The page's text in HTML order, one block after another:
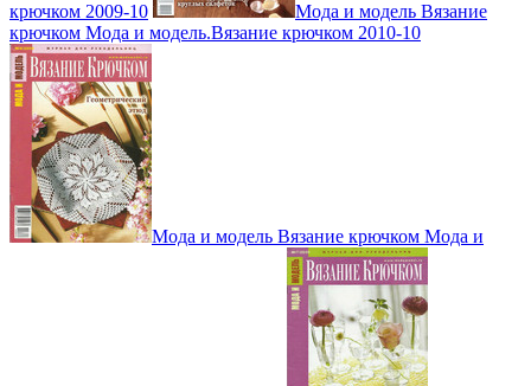
крючком 2009-10
Мода и модель Вязание
крючком Мода и модель.Вязание крючком 2010-10
Мода и модель Вязание крючком Мода и